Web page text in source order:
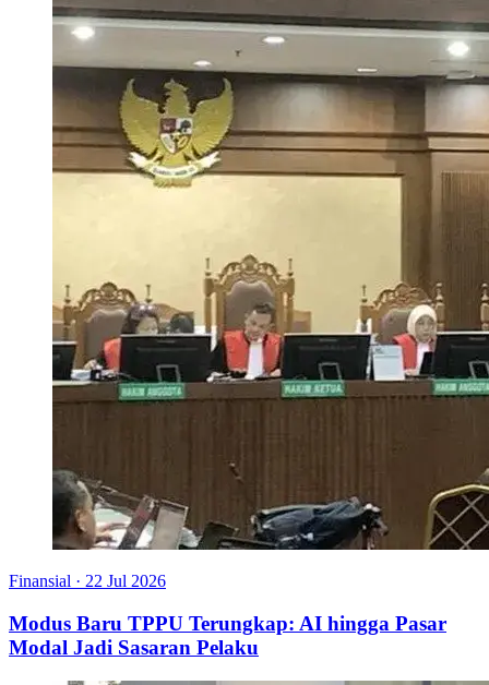
Finansial · 22 Jul 2026
Modus Baru TPPU Terungkap: AI hingga Pasar
Modal Jadi Sasaran Pelaku